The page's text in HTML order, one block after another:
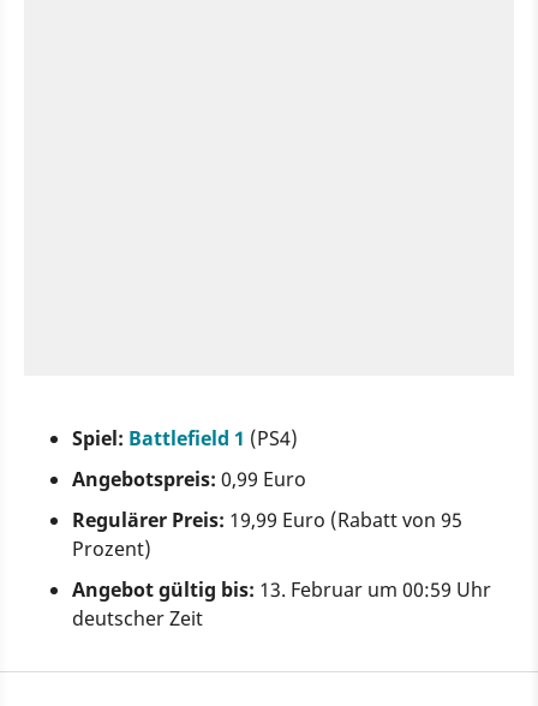
Spiel: Battlefield 1 (PS4)
Angebotspreis: 0,99 Euro
Regulärer Preis: 19,99 Euro (Rabatt von 95
Prozent)
Angebot gültig bis: 13. Februar um 00:59 Uhr
deutscher Zeit